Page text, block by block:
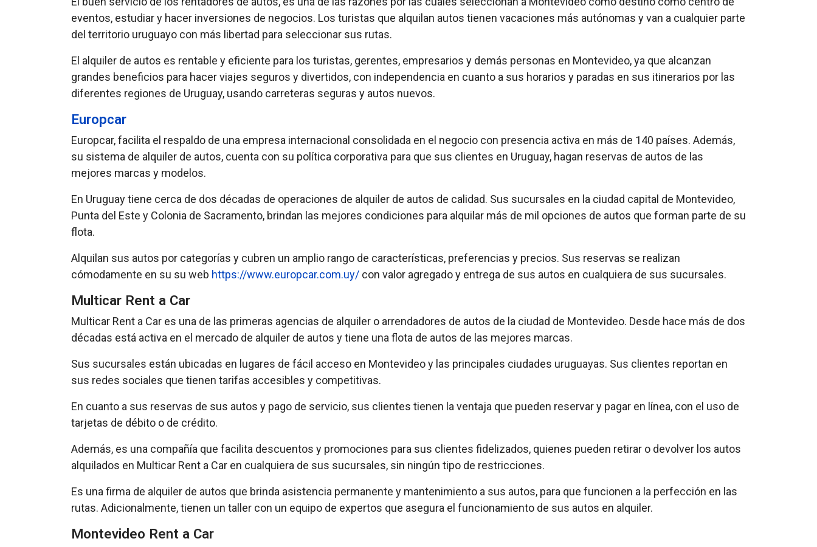
eventos, estudiar y hacer inversiones de negocios. Los turistas que alquilan autos tienen vacaciones más autónomas y van a cualquier parte
del territorio uruguayo con más libertad para seleccionar sus rutas.
El alquiler de autos es rentable y eficiente para los turistas, gerentes, empresarios y demás personas en Montevideo, ya que alcanzan
grandes beneficios para hacer viajes seguros y divertidos, con independencia en cuanto a sus horarios y paradas en sus itinerarios por las
diferentes regiones de Uruguay, usando carreteras seguras y autos nuevos.
Europcar
Europcar, facilita el respaldo de una empresa internacional consolidada en el negocio con presencia activa en más de 140 países. Además,
su sistema de alquiler de autos, cuenta con su política corporativa para que sus clientes en Uruguay, hagan reservas de autos de las
mejores marcas y modelos.
En Uruguay tiene cerca de dos décadas de operaciones de alquiler de autos de calidad. Sus sucursales en la ciudad capital de Montevideo,
Punta del Este y Colonia de Sacramento, brindan las mejores condiciones para alquilar más de mil opciones de autos que forman parte de su
flota.
Alquilan sus autos por categorías y cubren un amplio rango de características, preferencias y precios. Sus reservas se realizan
cómodamente en su su web https://www.europcar.com.uy/ con valor agregado y entrega de sus autos en cualquiera de sus sucursales.
Multicar Rent a Car
Multicar Rent a Car es una de las primeras agencias de alquiler o arrendadores de autos de la ciudad de Montevideo. Desde hace más de dos
décadas está activa en el mercado de alquiler de autos y tiene una flota de autos de las mejores marcas.
Sus sucursales están ubicadas en lugares de fácil acceso en Montevideo y las principales ciudades uruguayas. Sus clientes reportan en
sus redes sociales que tienen tarifas accesibles y competitivas.
En cuanto a sus reservas de sus autos y pago de servicio, sus clientes tienen la ventaja que pueden reservar y pagar en línea, con el uso de
tarjetas de débito o de crédito.
Además, es una compañía que facilita descuentos y promociones para sus clientes fidelizados, quienes pueden retirar o devolver los autos
alquilados en Multicar Rent a Car en cualquiera de sus sucursales, sin ningún tipo de restricciones.
Es una firma de alquiler de autos que brinda asistencia permanente y mantenimiento a sus autos, para que funcionen a la perfección en las
rutas. Adicionalmente, tienen un taller con un equipo de expertos que asegura el funcionamiento de sus autos en alquiler.
Montevideo Rent a Car